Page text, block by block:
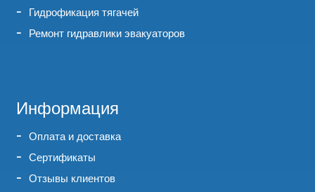
Гидрофикация тягачей
Ремонт гидравлики эвакуаторов
Информация
Оплата и доставка
Сертификаты
Отзывы клиентов